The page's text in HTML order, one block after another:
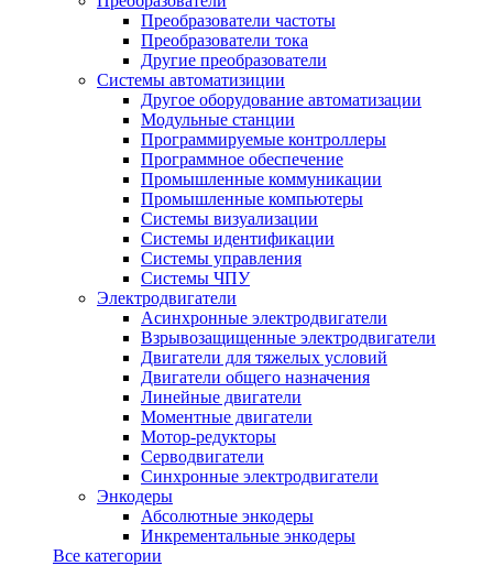
Преобразователи частоты
Преобразователи тока
Другие преобразователи
Системы автоматизиции
Другое оборудование автоматизации
Модульные станции
Программируемые контроллеры
Программное обеспечение
Промышленные коммуникации
Промышленные компьютеры
Системы визуализации
Системы идентификации
Системы управления
Системы ЧПУ
Электродвигатели
Асинхронные электродвигатели
Взрывозащищенные электродвигатели
Двигатели для тяжелых условий
Двигатели общего назначения
Линейные двигатели
Моментные двигатели
Мотор-редукторы
Серводвигатели
Синхронные электродвигатели
Энкодеры
Абсолютные энкодеры
Инкрементальные энкодеры
Все категории